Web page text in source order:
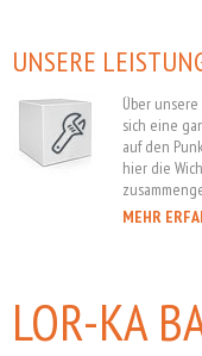
UNSERE
Über
sich eine
auf den
hier die
MEHR
LOR-KA